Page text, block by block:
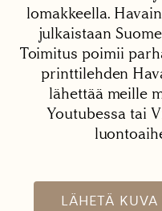
lomakkeella.
julkaistaan
Toimitus poimii
printtilehden
lähettää meille
Youtubessa tai
LÄHETÄ